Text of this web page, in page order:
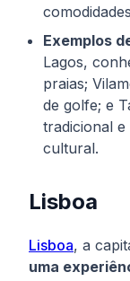
Exemplos
Lagos,
praias;
de golfe; e
tradicional
cultural.
Lisboa
Lisboa, a
uma